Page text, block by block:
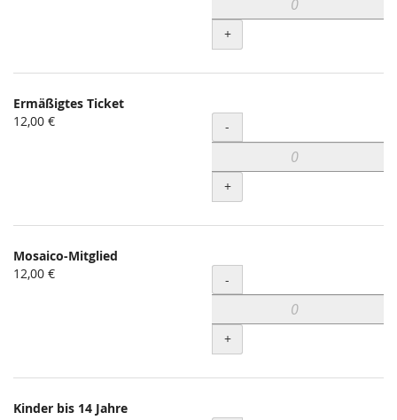
+
Ermäßigtes Ticket
12,00 €
Menge
-
+
Mosaico-Mitglied
12,00 €
Menge
-
+
Kinder bis 14 Jahre